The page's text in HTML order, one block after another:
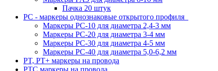
Пачка 20 штук
PC - маркеры однознаковые открытого профиля
Маркеры PC-10 для диаметра 2,4-3 мм
Маркеры PC-20 для диаметра 3-4 мм
Маркеры PC-30 для диаметра 4-5 мм
Маркеры PC-40 для диаметра 5,0-6,2 мм
PT, PT+ маркеры на провода
PTC маркеры на провода